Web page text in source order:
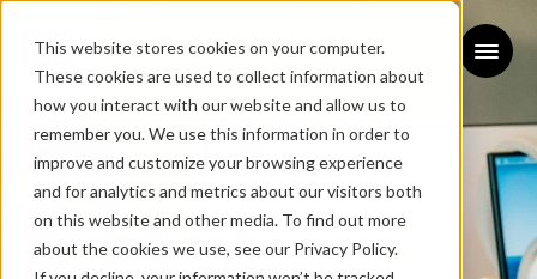
This website stores cookies on your computer.
These cookies are used to collect information about
how you interact with our website and allow us to
remember you. We use this information in order to
improve and customize your browsing experience
and for analytics and metrics about our visitors both
on this website and other media. To find out more
about the cookies we use, see our Privacy Policy.